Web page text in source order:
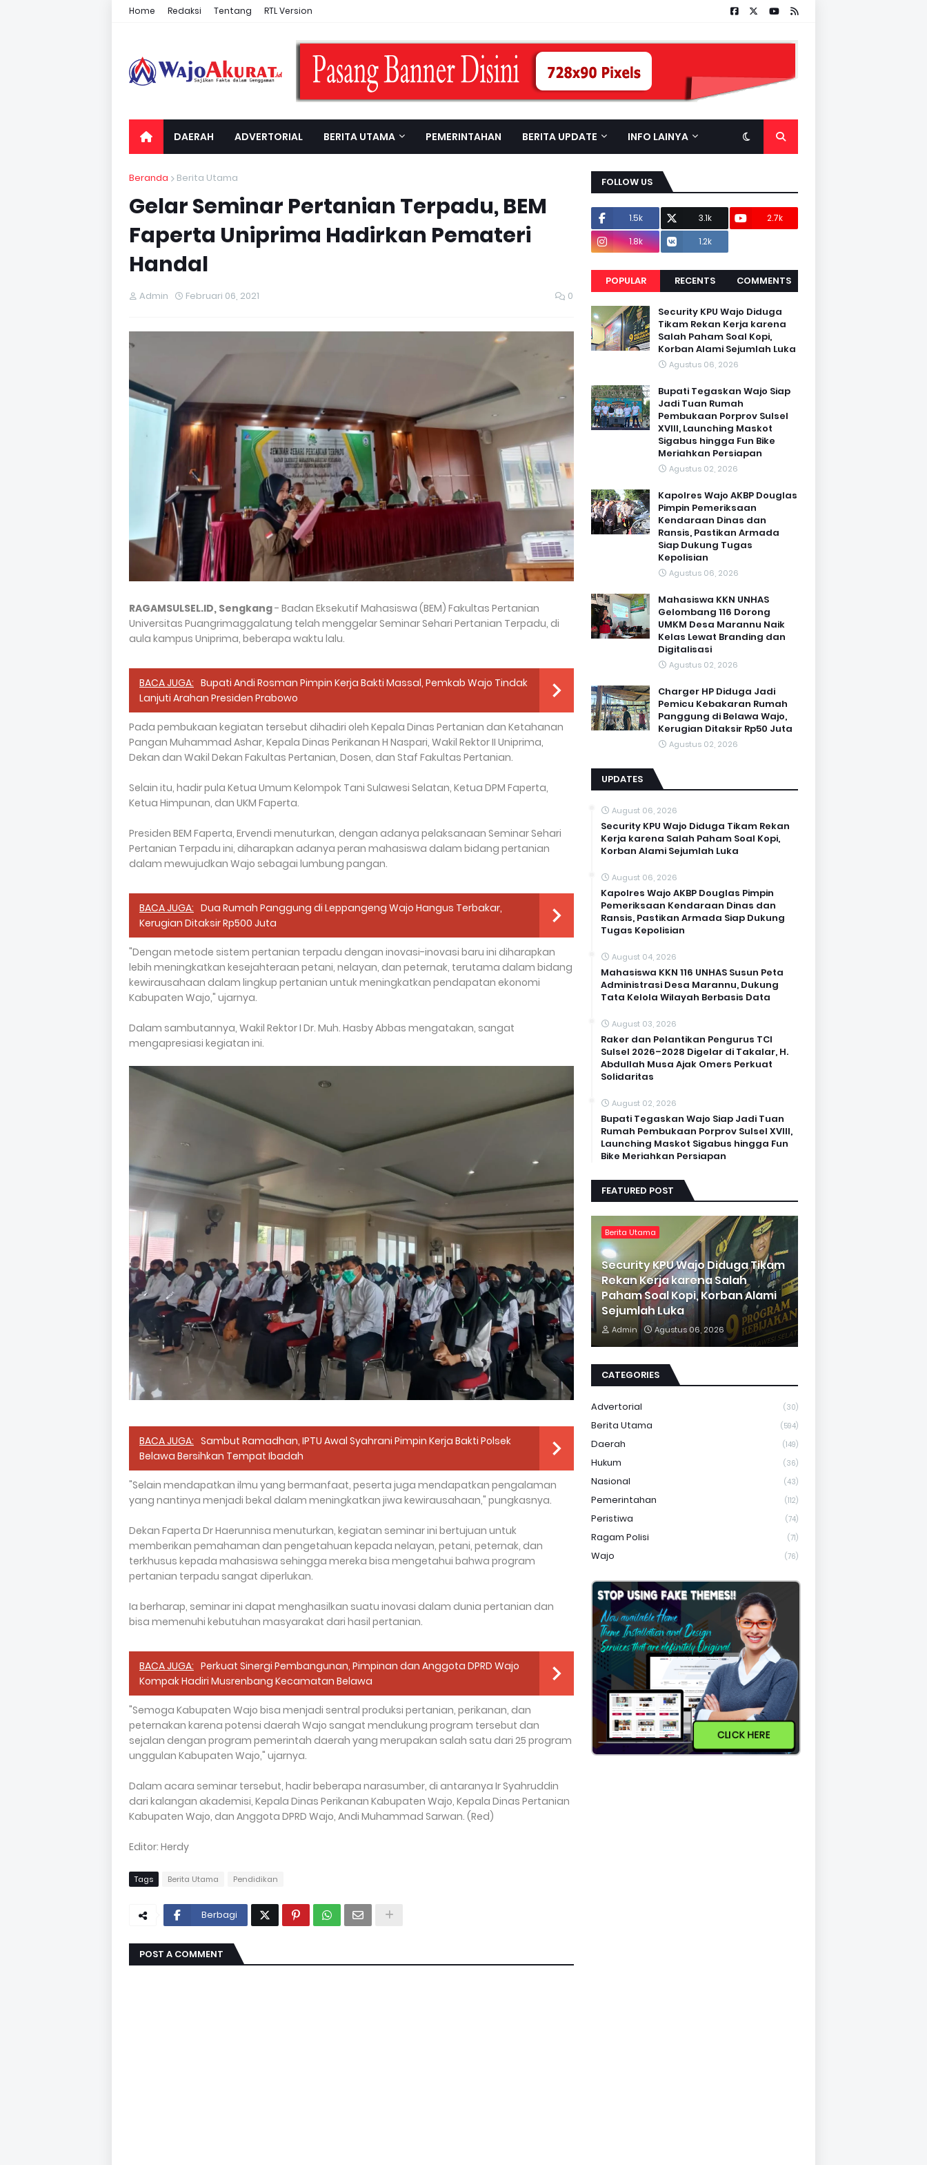
Home Redaksi Tentang RTL Version
DAERAH ADVERTORIAL BERITA UTAMA PEMERINTAHAN BERITA UPDATE INFO LAINYA
Beranda Berita Utama
Gelar Seminar Pertanian Terpadu, BEM
Faperta Uniprima Hadirkan Pemateri
Handal
Admin Februari 06, 2021 0
RAGAMSULSEL.ID, Sengkang- Badan Eksekutif Mahasiswa (BEM) Fakultas Pertanian
Universitas Puangrimaggalatung telah menggelar Seminar Sehari Pertanian Terpadu, di
aula kampus Uniprima, beberapa waktu lalu.
BACA JUGA: Bupati Andi Rosman Pimpin Kerja Bakti Massal, Pemkab Wajo Tindak
Lanjuti Arahan Presiden Prabowo
Pada pembukaan kegiatan tersebut dihadiri oleh Kepala Dinas Pertanian dan Ketahanan
Pangan Muhammad Ashar, Kepala Dinas Perikanan H Naspari, Wakil Rektor II Uniprima,
Dekan dan Wakil Dekan Fakultas Pertanian, Dosen, dan Staf Fakultas Pertanian.
Selain itu, hadir pula Ketua Umum Kelompok Tani Sulawesi Selatan, Ketua DPM Faperta,
Ketua Himpunan, dan UKM Faperta.
Presiden BEM Faperta, Ervendi menuturkan, dengan adanya pelaksanaan Seminar Sehari
Pertanian Terpadu ini, diharapkan adanya peran mahasiswa dalam bidang pertanian
dalam mewujudkan Wajo sebagai lumbung pangan.
BACA JUGA: Dua Rumah Panggung di Leppangeng Wajo Hangus Terbakar,
Kerugian Ditaksir Rp500 Juta
"Dengan metode sistem pertanian terpadu dengan inovasi-inovasi baru ini diharapkan
lebih meningkatkan kesejahteraan petani, nelayan, dan peternak, terutama dalam bidang
kewirausahaan dalam lingkup pertanian untuk meningkatkan pendapatan ekonomi
Kabupaten Wajo," ujarnya.
Dalam sambutannya, Wakil Rektor I Dr. Muh. Hasby Abbas mengatakan, sangat
mengapresiasi kegiatan ini.
BACA JUGA: Sambut Ramadhan, IPTU Awal Syahrani Pimpin Kerja Bakti Polsek
Belawa Bersihkan Tempat Ibadah
"Selain mendapatkan ilmu yang bermanfaat, peserta juga mendapatkan pengalaman
yang nantinya menjadi bekal dalam meningkatkan jiwa kewirausahaan," pungkasnya.
Dekan Faperta Dr Haerunnisa menuturkan, kegiatan seminar ini bertujuan untuk
memberikan pemahaman dan pengetahuan kepada nelayan, petani, peternak, dan
terkhusus kepada mahasiswa sehingga mereka bisa mengetahui bahwa program
pertanian terpadu sangat diperlukan.
Ia berharap, seminar ini dapat menghasilkan suatu inovasi dalam dunia pertanian dan
bisa memenuhi kebutuhan masyarakat dari hasil pertanian.
BACA JUGA: Perkuat Sinergi Pembangunan, Pimpinan dan Anggota DPRD Wajo
Kompak Hadiri Musrenbang Kecamatan Belawa
"Semoga Kabupaten Wajo bisa menjadi sentral produksi pertanian, perikanan, dan
peternakan karena potensi daerah Wajo sangat mendukung program tersebut dan
sejalan dengan program pemerintah daerah yang merupakan salah satu dari 25 program
unggulan Kabupaten Wajo," ujarnya.
Dalam acara seminar tersebut, hadir beberapa narasumber, di antaranya Ir Syahruddin
dari kalangan akademisi, Kepala Dinas Perikanan Kabupaten Wajo, Kepala Dinas Pertanian
Kabupaten Wajo, dan Anggota DPRD Wajo, Andi Muhammad Sarwan. (Red)
Editor: Herdy
Tags Berita Utama Pendidikan
Berbagi
POST A COMMENT
FOLLOW US
1.5k 3.1k
2.7k
1.8k
1.2k
POPULAR RECENTS COMMENTS
Security KPU Wajo Diduga
Tikam Rekan Kerja karena
Salah Paham Soal Kopi,
Korban Alami Sejumlah Luka
Agustus 06, 2026
Bupati Tegaskan Wajo Siap
Jadi Tuan Rumah
Pembukaan Porprov Sulsel
XVIII, Launching Maskot
Sigabus hingga Fun Bike
Meriahkan Persiapan
Agustus 02, 2026
Kapolres Wajo AKBP Douglas
Pimpin Pemeriksaan
Kendaraan Dinas dan
Ransis, Pastikan Armada
Siap Dukung Tugas
Kepolisian
Agustus 06, 2026
Mahasiswa KKN UNHAS
Gelombang 116 Dorong
UMKM Desa Marannu Naik
Kelas Lewat Branding dan
Digitalisasi
Agustus 02, 2026
Charger HP Diduga Jadi
Pemicu Kebakaran Rumah
Panggung di Belawa Wajo,
Kerugian Ditaksir Rp50 Juta
Agustus 02, 2026
UPDATES
August 06, 2026
Security KPU Wajo Diduga Tikam Rekan
Kerja karena Salah Paham Soal Kopi,
Korban Alami Sejumlah Luka
August 06, 2026
Kapolres Wajo AKBP Douglas Pimpin
Pemeriksaan Kendaraan Dinas dan
Ransis, Pastikan Armada Siap Dukung
Tugas Kepolisian
August 04, 2026
Mahasiswa KKN 116 UNHAS Susun Peta
Administrasi Desa Marannu, Dukung
Tata Kelola Wilayah Berbasis Data
August 03, 2026
Raker dan Pelantikan Pengurus TCI
Sulsel 2026–2028 Digelar di Takalar, H.
Abdullah Musa Ajak Omers Perkuat
Solidaritas
August 02, 2026
Bupati Tegaskan Wajo Siap Jadi Tuan
Rumah Pembukaan Porprov Sulsel XVIII,
Launching Maskot Sigabus hingga Fun
Bike Meriahkan Persiapan
FEATURED POST
Berita Utama
Security KPU Wajo Diduga Tikam
Rekan Kerja karena Salah
Paham Soal Kopi, Korban Alami
Sejumlah Luka
Admin Agustus 06, 2026
CATEGORIES
Advertorial (30)
Berita Utama (594)
Daerah (149)
Hukum (36)
Nasional (43)
Pemerintahan (112)
Peristiwa (74)
Ragam Polisi (71)
Wajo (76)
CLICK HERE